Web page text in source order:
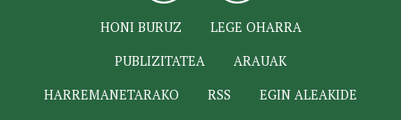
HONI BURUZ
LEGE OHARRA
PUBLIZITATEA
ARAUAK
HARREMANETARAKO
RSS EGIN ALEAKIDE